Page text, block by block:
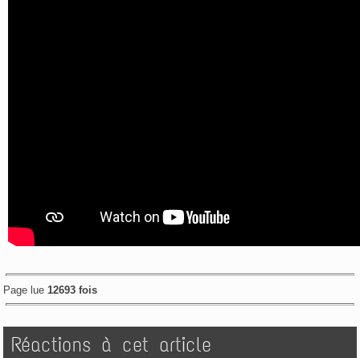
Page lue 12693 fois
Réactions à cet article